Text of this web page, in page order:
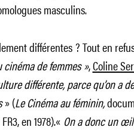
masculins.
différentes ? Tout en
de femmes »,Coline
différente, parce qu’on a
» (Le Cinéma au féminin,
en 1978).« On a donc un